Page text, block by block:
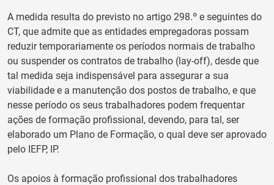
A medida resulta do previsto no artigo 298.º e seguintes do
CT, que admite que as entidades empregadoras possam
reduzir temporariamente os períodos normais de trabalho
ou suspender os contratos de trabalho (lay-off), desde que
tal medida seja indispensável para assegurar a sua
viabilidade e a manutenção dos postos de trabalho, e que
nesse período os seus trabalhadores podem frequentar
ações de formação profissional, devendo, para tal, ser
elaborado um Plano de Formação, o qual deve ser aprovado
pelo IEFP, IP.
Os apoios à formação profissional dos trabalhadores